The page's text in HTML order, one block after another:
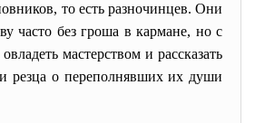
то есть разночинцев. Они
часто без гроша в кармане, но с
мастерством и рассказать
резца о переполнявших их души